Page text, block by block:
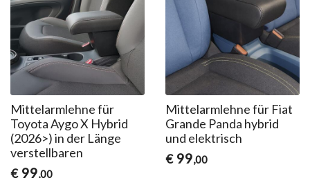
Mittelarmlehne für
Toyota Aygo X Hybrid
(2026>) in der Länge
verstellbaren
€ 99,00
Mittelarmlehne für Fiat
Grande Panda hybrid
und elektrisch
€ 99,00